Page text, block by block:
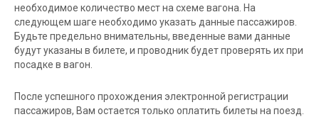
необходимое количество мест на схеме вагона. На
следующем шаге необходимо указать данные пассажиров.
Будьте предельно внимательны, введенные вами данные
будут указаны в билете, и проводник будет проверять их при
посадке в вагон.
После успешного прохождения электронной регистрации
пассажиров, Вам остается только оплатить билеты на поезд.